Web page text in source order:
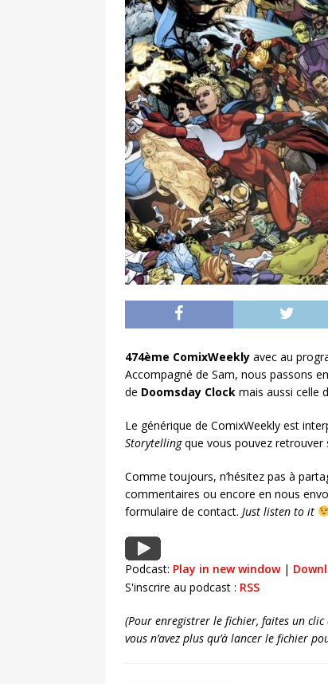
474ème ComixWeekly avec au
Accompagné de Sam, nous passons
de Doomsday Clock mais aussi celle
Le générique de ComixWeekly est
Storytellingque vous pouvez retrouver
Comme toujours, n’hésitez pas à
commentaires ou encore en nous
formulaire de contact. Just listen to it
Podcast: Play in new window|
S'inscrire au podcast : RSS
(Pour enregistrer le fichier, faites un
vous n’avez plus qu’à lancer le fichier